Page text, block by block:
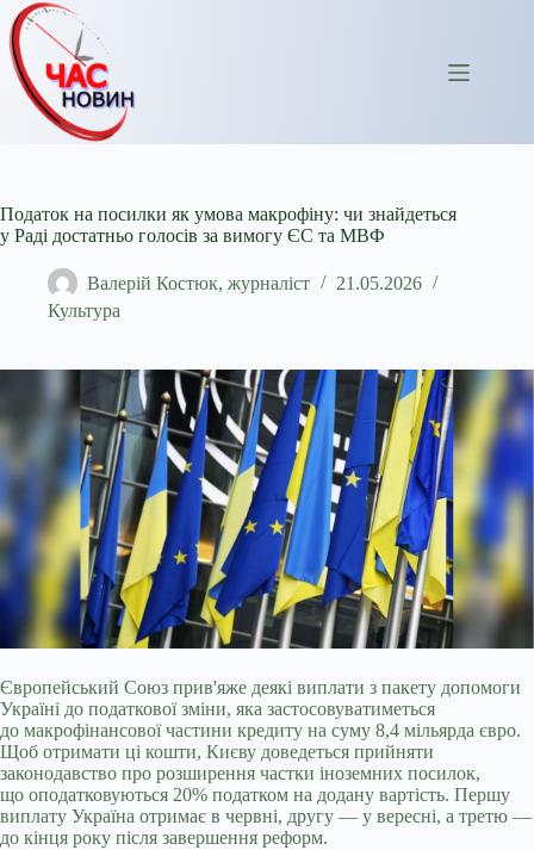
Перейти
до
вмісту
Податок на посилки як умова макрофіну: чи знайдеться
у Раді достатньо голосів за вимогу ЄС та МВФ
Валерій Костюк, журналіст
21.05.2026
Культура
Європейський Союз прив'яже деякі виплати з пакету допомоги
Україні до податкової зміни, яка застосовуватиметься
до макрофінансової частини кредиту на суму 8,4 мільярда євро.
Щоб отримати ці кошти, Києву доведеться прийняти
законодавство про розширення частки іноземних посилок,
що оподатковуються 20% податком на додану вартість. Першу
виплату Україна отримає в червні, другу — у вересні, а третю —
до кінця року після завершення реформ.